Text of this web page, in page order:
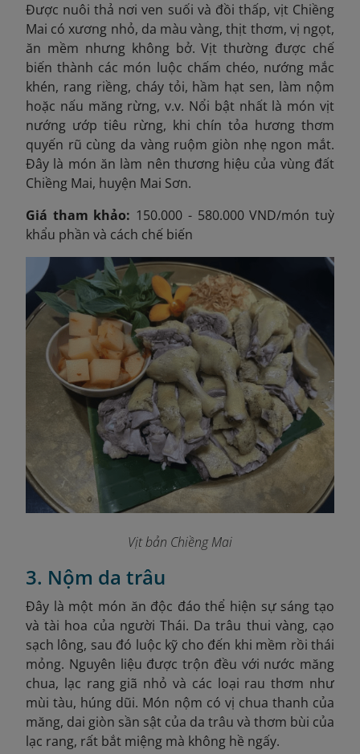
Được nuôi thả nơi ven suối và đồi thấp, vịt Chiềng
Mai có xương nhỏ, da màu vàng, thịt thơm, vị ngọt,
ăn mềm nhưng không bở. Vịt thường được chế
biến thành các món luộc chấm chéo, nướng mắc
khén, rang riềng, cháy tỏi, hầm hạt sen, làm nộm
hoặc nấu măng rừng, v.v. Nổi bật nhất là món vịt
nướng ướp tiêu rừng, khi chín tỏa hương thơm
quyến rũ cùng da vàng ruộm giòn nhẹ ngon mắt.
Đây là món ăn làm nên thương hiệu của vùng đất
Chiềng Mai, huyện Mai Sơn.
Giá tham khảo: 150.000 - 580.000 VND/món tuỳ
khẩu phần và cách chế biến
Vịt bản Chiềng Mai
3. Nộm da trâu
Đây là một món ăn độc đáo thể hiện sự sáng tạo
và tài hoa của người Thái. Da trâu thui vàng, cạo
sạch lông, sau đó luộc kỹ cho đến khi mềm rồi thái
mỏng. Nguyên liệu được trộn đều với nước măng
chua, lạc rang giã nhỏ và các loại rau thơm như
mùi tàu, húng dũi. Món nộm có vị chua thanh của
măng, dai giòn sần sật của da trâu và thơm bùi của
lạc rang, rất bắt miệng mà không hề ngấy.